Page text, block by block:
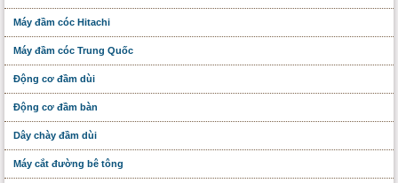
Máy đầm cóc Hitachi
Máy đầm cóc Trung Quốc
Động cơ đầm dùi
Động cơ đầm bàn
Dây chày đầm dùi
Máy cắt đường bê tông